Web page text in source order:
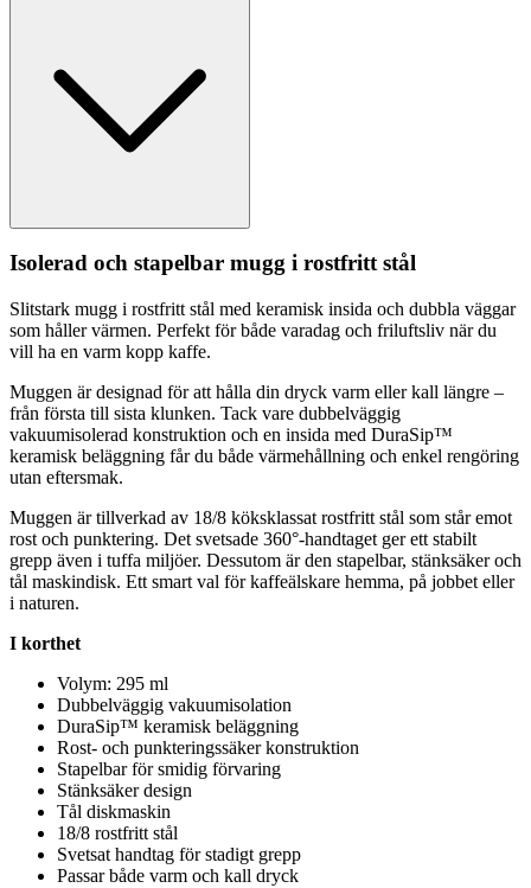
Isolerad och stapelbar mugg i rostfritt stål
Slitstark mugg i rostfritt stål med keramisk insida och dubbla väggar
som håller värmen. Perfekt för både varadag och friluftsliv när du
vill ha en varm kopp kaffe.
Muggen är designad för att hålla din dryck varm eller kall längre –
från första till sista klunken. Tack vare dubbelväggig
vakuumisolerad konstruktion och en insida med DuraSip™
keramisk beläggning får du både värmehållning och enkel rengöring
utan eftersmak.
Muggen är tillverkad av 18/8 köksklassat rostfritt stål som står emot
rost och punktering. Det svetsade 360°-handtaget ger ett stabilt
grepp även i tuffa miljöer. Dessutom är den stapelbar, stänksäker och
tål maskindisk. Ett smart val för kaffeälskare hemma, på jobbet eller
i naturen.
I korthet
Volym: 295 ml
Dubbelväggig vakuumisolation
DuraSip™ keramisk beläggning
Rost- och punkteringssäker konstruktion
Stapelbar för smidig förvaring
Stänksäker design
Tål diskmaskin
18/8 rostfritt stål
Svetsat handtag för stadigt grepp
Passar både varm och kall dryck